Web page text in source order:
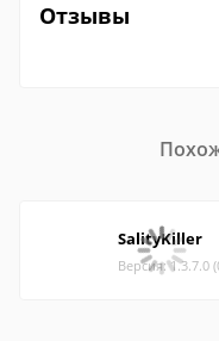
Отзывы
SalityKiller
Версия: 1.3.7.0